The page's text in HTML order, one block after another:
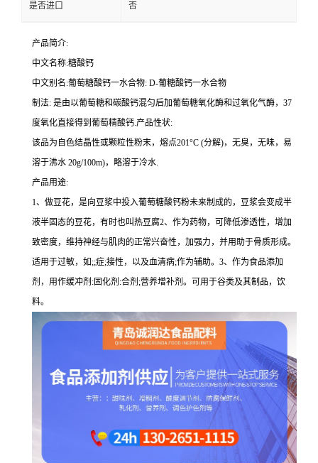
是否进口 否
产品简介:
中文名称:糖酸钙
中文别名:葡萄糖酸钙一水合物: D-葡糖酸钙一水合物
制法: 是由以葡萄糖和碳酸钙混匀后加葡萄糖氧化酶和过氧化气酶，37
度氧化直接得到葡萄精酸钙.产品性状:
该品为自色结晶性或颗粒性粉末，熔点201°C (分解)，无臭，无味，易
溶于沸水 20g/100m)，略溶于冷水.
产品用途:
1、做豆花，是向豆浆中投入葡萄糖酸钙粉未来制成的，豆浆会变成半
液半固态的豆花，有时也叫热豆腐2、作为药物，可降低渗透性，增加
致密度，维持神经与肌肉的正常兴奋性，加强力，并用助于骨质形成。
适用于过敏，如;;症;接性，以及血清病;作为辅助。3、作为食品添加
剂，用作缓冲剂:固化剂:合剂;营养增补剂。可用于谷类及其制品，饮
料。